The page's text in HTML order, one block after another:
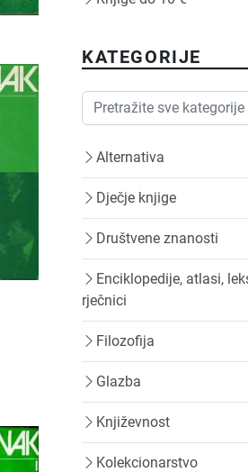
KATEGORIJE
Alternativa
Dječje knjige
Društvene znanosti
Enciklopedije, atlasi,
rječnici
Filozofija
Glazba
Književnost
Kolekcionarstvo